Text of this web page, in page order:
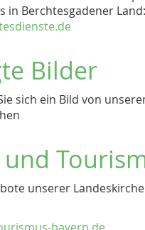
in Berchtesgadener Land:
Bilder
sich ein Bild von
und
unserer